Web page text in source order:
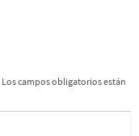
Los campos obligatorios están